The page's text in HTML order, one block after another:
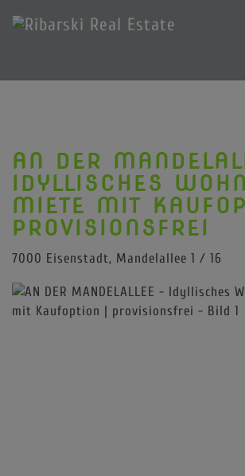
AN DER
IDYLLISCHES
MIETE MIT
PROVISIONSFREI
7000 Eisenstadt, Mandelallee 1 / 16